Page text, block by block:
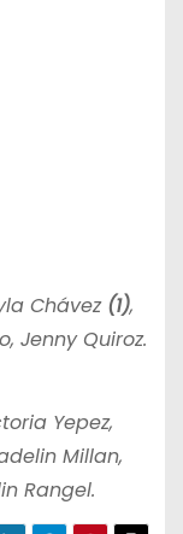
Chávez (1),
Jenny Quiroz.
Yepez,
Millan,
Rangel.